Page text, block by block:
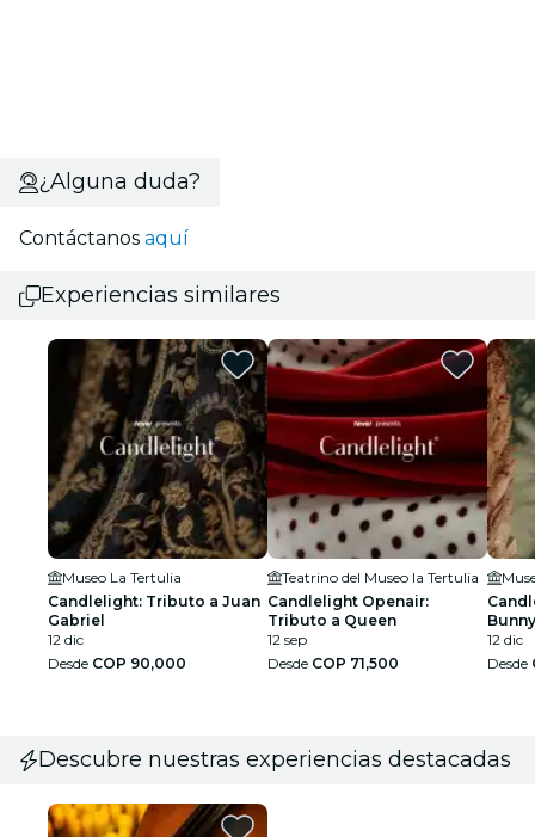
¿Alguna duda?
Contáctanos aquí
Experiencias similares
Museo La Tertulia
Candlelight: Tributo a Juan
Gabriel
12 dic
Desde COP 90,000
Teatrino del Museo la Tertulia
Candlelight Openair:
Tributo a Queen
12 sep
Desde COP 71,500
Bunny
12 dic
Desde
Descubre nuestras experiencias destacadas